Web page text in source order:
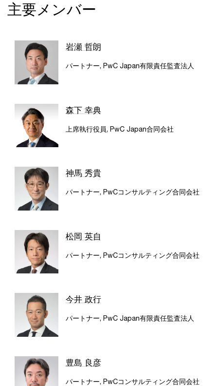
主要メンバー
岩瀬 哲朗
パートナー, PwC Japan有限責任監査法人
森下 幸典
上席執行役員, PwC Japan合同会社
神馬 秀貴
パートナー, PwCコンサルティング合同会社
松岡 英自
パートナー, PwCコンサルティング合同会社
今井 政行
パートナー, PwC Japan有限責任監査法人
豊島 良彦
パートナー, PwCコンサルティング合同会社